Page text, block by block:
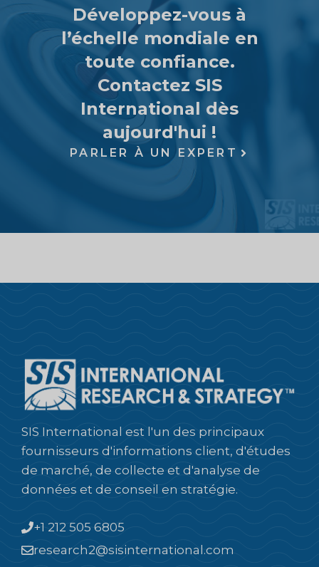
Développez-vous à
l’échelle mondiale en
toute confiance.
Contactez SIS
International dès
aujourd'hui !
PARLER À UN EXPERT
SIS International est l'un des principaux
fournisseurs d'informations client, d'études
de marché, de collecte et d'analyse de
données et de conseil en stratégie.
+1 212 505 6805
research2@sisinternational.com